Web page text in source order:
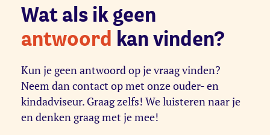
Wat als ik geen
antwoord kan vinden?
Kun je geen antwoord op je vraag vinden?
Neem dan contact op met onze ouder- en
kindadviseur. Graag zelfs! We luisteren naar je
en denken graag met je mee!